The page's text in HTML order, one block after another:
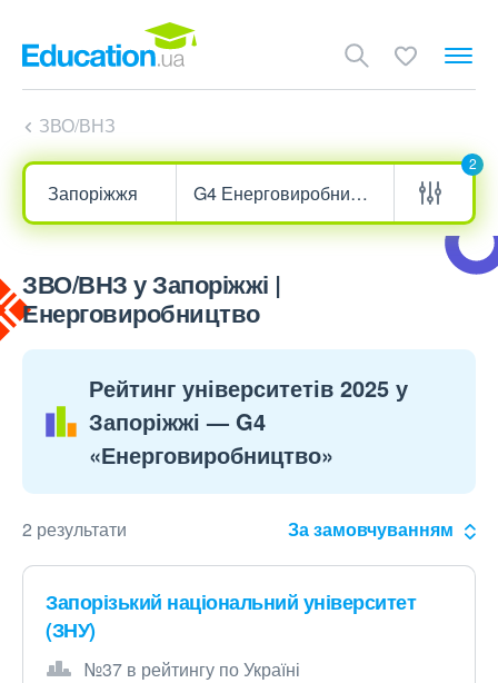
ЗВО/ВНЗ
2
ЗВО/ВНЗ у Запоріжжі |
Енерговиробництво
Рейтинг університетів 2025 у
Запоріжжі — G4
«Енерговиробництво»
2 результати За замовчуванням
Запорізький національний університет
(ЗНУ)
№37 в рейтингу по Україні